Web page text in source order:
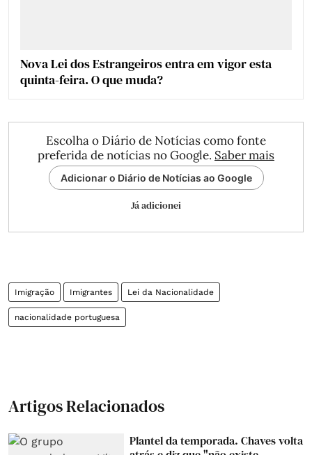
Nova Lei dos Estrangeiros entra em vigor esta
quinta-feira. O que muda?
Escolha o Diário de Notícias como fonte
preferida de notícias no Google. Saber mais
Adicionar o Diário de Notícias ao Google
Já adicionei
Imigração Imigrantes Lei da Nacionalidade
nacionalidade portuguesa
Artigos Relacionados
Plantel da temporada. Chaves volta